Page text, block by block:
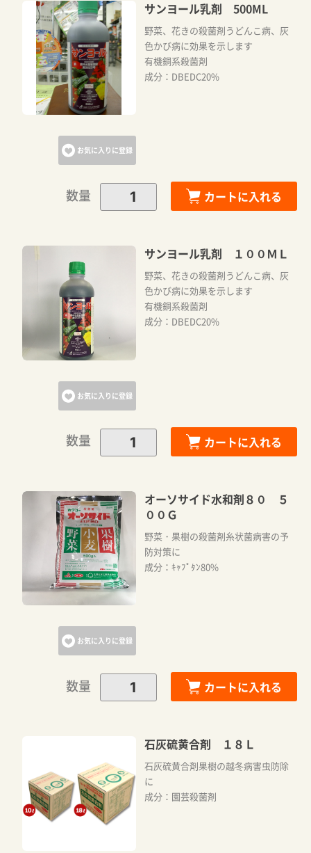
お気に入りに登録
サンヨール乳剤 500ML
野菜、花きの殺菌剤うどんこ病、灰
色かび病に効果を示します
有機銅系殺菌剤
成分：DBEDC20%
数量 カートに入れる
お気に入りに登録
サンヨール乳剤 １００ＭＬ
野菜、花きの殺菌剤うどんこ病、灰
色かび病に効果を示します
有機銅系殺菌剤
成分：DBEDC20%
数量 カートに入れる
お気に入りに登録
オーソサイド水和剤８０ ５
００Ｇ
野菜・果樹の殺菌剤糸状菌病害の予
防対策に
成分：ｷｬﾌﾟﾀﾝ80%
数量 カートに入れる
石灰硫黄合剤 １８Ｌ
石灰硫黄合剤果樹の越冬病害虫防除
に
成分：園芸殺菌剤